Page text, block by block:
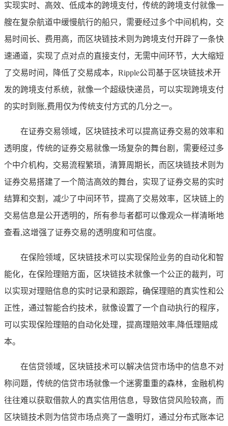
实现实时、高效、低成本的跨境支付，传统的跨境支付就像一
艘在复杂航道中缓慢航行的船只，需要经过多个中间机构，交
易时间长、费用高，而区块链技术则为跨境支付开辟了一条快
速通道，实现了点对点的直接支付，无需中间环节，大大缩短
了交易时间，降低了交易成本，Ripple公司基于区块链技术开
发的跨境支付系统，就像一个超级快递员，可以实现跨境支付
的实时到账,费用仅为传统支付方式的几分之一。
在证券交易领域，区块链技术可以提高证券交易的效率和
透明度，传统的证券交易就像一场复杂的舞台剧，需要经过多
个中介机构，交易流程繁琐，清算周期长，而区块链技术则为
证券交易搭建了一个简洁高效的舞台，实现了证券交易的实时
结算和交割，减少了中间环节，提高了交易效率，区块链上的
交易信息是公开透明的，所有参与者都可以像观众一样清晰地
查看,这增强了证券交易的透明度和可信度。
在保险领域，区块链技术可以实现保险业务的自动化和智
能化，在保险理赔方面，区块链技术就像一个公正的裁判，可
以实现对理赔信息的实时记录和跟踪，确保理赔的真实性和公
正性，通过智能合约技术，就像设置了一个自动执行的程序，
可以实现保险理赔的自动化处理，提高理赔效率,降低理赔成
本。
在信贷领域，区块链技术可以解决信贷市场中的信息不对
称问题，传统的信贷市场就像一个迷雾重重的森林，金融机构
往往难以获取借款人的真实信用信息，导致信贷风险较高，而
区块链技术则为信贷市场点亮了一盏明灯，通过分布式账本记